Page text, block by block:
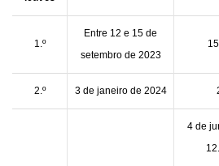
1.º
Entre 12 e 15 de
setembro de 2023
2.º 3 de janeiro de 2024
4 de